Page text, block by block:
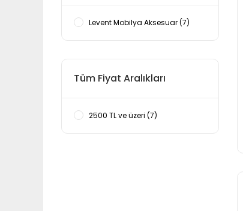
Levent Mobilya Aksesuar (7)
Tüm Fiyat Aralıkları
2500 TL ve üzeri (7)